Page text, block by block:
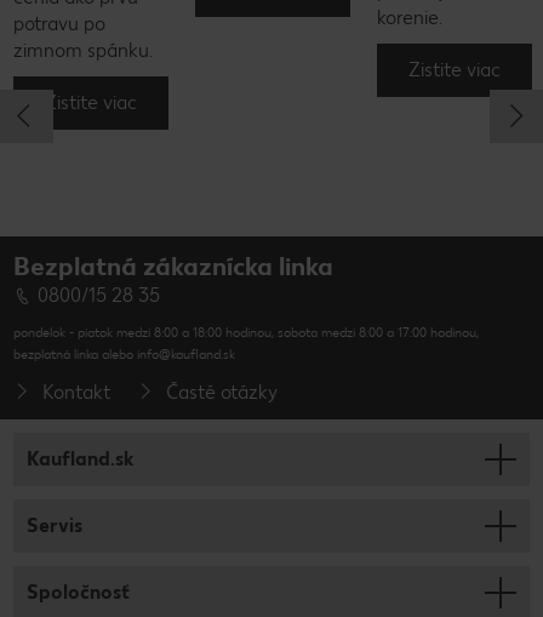
potravu po
zimnom spánku.
Zistite viac
korenie.
Zistite viac
Bezplatná zákaznícka linka
0800/15 28 35
pondelok - piatok medzi 8:00 a 18:00 hodinou, sobota medzi 8:00 a 17:00 hodinou,
bezplatná linka alebo info@kaufland.sk
Kontakt Časté otázky
Kaufland.sk
Servis
Spoločnosť